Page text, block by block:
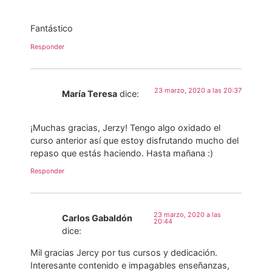
Fantástico
Responder
María Teresa dice: 23 marzo, 2020 a las 20:37
¡Muchas gracias, Jerzy! Tengo algo oxidado el
curso anterior así que estoy disfrutando mucho del
repaso que estás haciendo. Hasta mañana :)
Responder
Carlos Gabaldón
dice:
23 marzo, 2020 a las
20:44
Mil gracias Jercy por tus cursos y dedicación.
Interesante contenido e impagables enseñanzas,